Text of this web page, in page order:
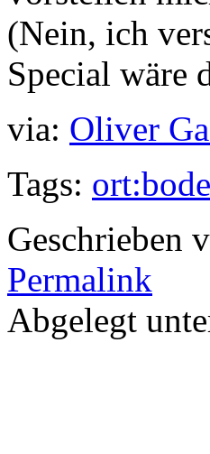
(Nein, ich
Special wäre
via: Oliver
Tags:
Geschrieben
Permalink
Abgelegt